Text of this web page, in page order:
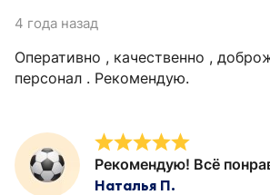
4 года назад
Оперативно , качественно ,
персонал . Рекомендую.
Рекомендую! Всё
Наталья П.